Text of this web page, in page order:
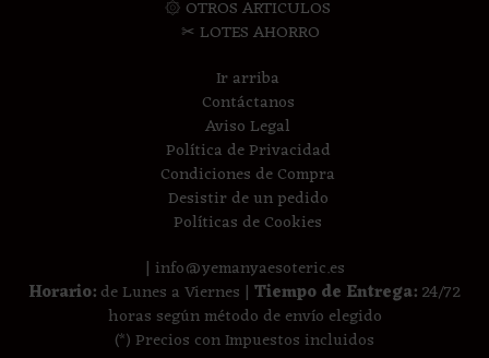
۞ OTROS ARTICULOS
✂ LOTES AHORRO
Ir arriba
Contáctanos
Aviso Legal
Política de Privacidad
Condiciones de Compra
Desistir de un pedido
Políticas de Cookies
| info@yemanyaesoteric.es
Horario:de Lunes a Viernes | Tiempo de Entrega:24/72
horas según método de envío elegido
(*) Precios con Impuestos incluidos